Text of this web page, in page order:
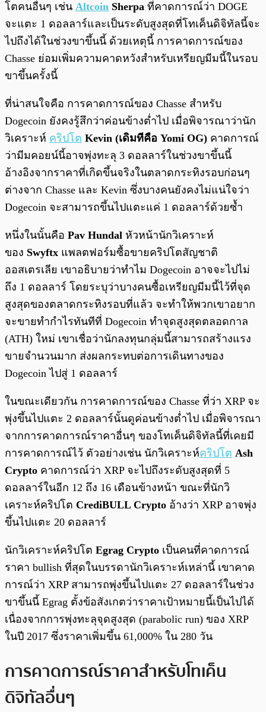
โตคนอื่นๆ เช่น Altcoin Sherpa ที่คาดการณ์ว่า DOGE
จะแตะ 1 ดอลลาร์และเป็นระดับสูงสุดที่โทเค็นดิจิทัลนี้จะ
ไปถึงได้ในช่วงขาขึ้นนี้ ด้วยเหตุนี้ การคาดการณ์ของ
Chasse ย่อมเพิ่มความคาดหวังสำหรับเหรียญมีมนี้ในรอบ
ขาขึ้นครั้งนี้
ที่น่าสนใจคือ การคาดการณ์ของ Chasse สำหรับ
Dogecoin ยังคงรู้สึกว่าค่อนข้างต่ำไป เมื่อพิจารณาว่านัก
วิเคราะห์ คริปโต Kevin (เดิมทีคือ Yomi OG) คาดการณ์
ว่ามีมคอยน์นี้อาจพุ่งทะลุ 3 ดอลลาร์ในช่วงขาขึ้นนี้
อ้างอิงจากราคาที่เกิดขึ้นจริงในตลาดกระทิงรอบก่อนๆ
ต่างจาก Chasse และ Kevin ซึ่งบางคนยังคงไม่แน่ใจว่า
Dogecoin จะสามารถขึ้นไปแตะแค่ 1 ดอลลาร์ด้วยซ้ำ
หนึ่งในนั้นคือ Pav Hundal หัวหน้านักวิเคราะห์
ของ Swyftx แพลตฟอร์มซื้อขายคริปโตสัญชาติ
ออสเตรเลีย เขาอธิบายว่าทำไม Dogecoin อาจจะไปไม่
ถึง 1 ดอลลาร์ โดยระบุว่าบางคนซื้อเหรียญมีมนี้ไว้ที่จุด
สูงสุดของตลาดกระทิงรอบที่แล้ว จะทำให้พวกเขาอยาก
จะขายทำกำไรทันทีที่ Dogecoin ทำจุดสูงสุดตลอดกาล
(ATH) ใหม่ เขาเชื่อว่านักลงทุนกลุ่มนี้สามารถสร้างแรง
ขายจำนวนมาก ส่งผลกระทบต่อการเดินทางของ
Dogecoin ไปสู่ 1 ดอลลาร์
ในขณะเดียวกัน การคาดการณ์ของ Chasse ที่ว่า XRP จะ
พุ่งขึ้นไปแตะ 2 ดอลลาร์นั้นดูค่อนข้างต่ำไป เมื่อพิจารณา
จากการคาดการณ์ราคาอื่นๆ ของโทเค็นดิจิทัลนี้ที่เคยมี
การคาดการณ์ไว้ ตัวอย่างเช่น นักวิเคราะห์คริปโต Ash
Crypto คาดการณ์ว่า XRP จะไปถึงระดับสูงสุดที่ 5
ดอลลาร์ในอีก 12 ถึง 16 เดือนข้างหน้า ขณะที่นักวิ
เคราะห์คริปโต CrediBULL Crypto อ้างว่า XRP อาจพุ่ง
ขึ้นไปแตะ 20 ดอลลาร์
นักวิเคราะห์คริปโต Egrag Crypto เป็นคนที่คาดการณ์
ราคา bullish ที่สุดในบรรดานักวิเคราะห์เหล่านี้ เขาคาด
การณ์ว่า XRP สามารถพุ่งขึ้นไปแตะ 27 ดอลลาร์ในช่วง
ขาขึ้นนี้ Egrag ตั้งข้อสังเกตว่าราคาเป้าหมายนี้เป็นไปได้
เนื่องจากการพุ่งทะลุจุดสูงสุด (parabolic run) ของ XRP
ในปี 2017 ซึ่งราคาเพิ่มขึ้น 61,000% ใน 280 วัน
การคาดการณ์ราคาสำหรับโทเค็น
ดิจิทัลอื่นๆ